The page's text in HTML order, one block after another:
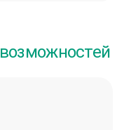
возможностей